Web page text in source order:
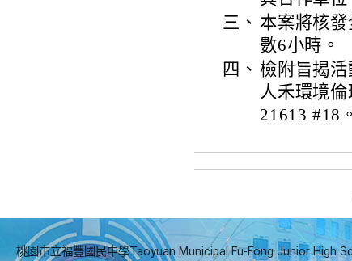
三、 本案將核
數6小時。
四、 檢附旨揭
人禾環境
21613 #18。
桃園市立福豐國民中學Taoyuan Municipal Fu-Fong Junior High